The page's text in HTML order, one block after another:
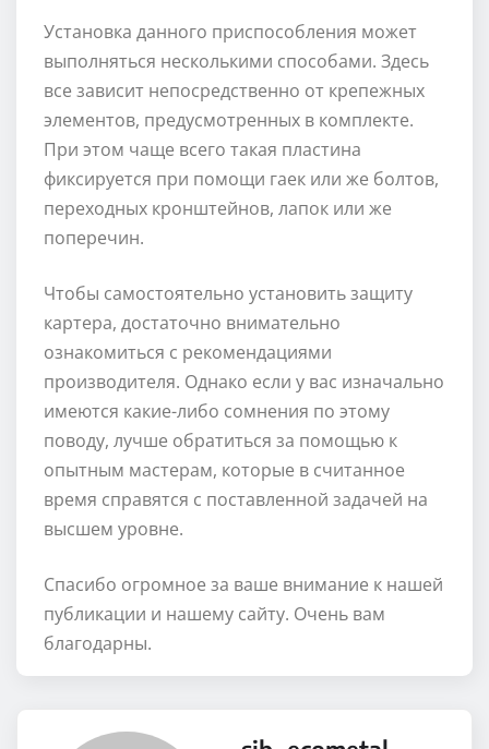
Установка данного приспособления может
выполняться несколькими способами. Здесь
все зависит непосредственно от крепежных
элементов, предусмотренных в комплекте.
При этом чаще всего такая пластина
фиксируется при помощи гаек или же болтов,
переходных кронштейнов, лапок или же
поперечин.
Чтобы самостоятельно установить защиту
картера, достаточно внимательно
ознакомиться с рекомендациями
производителя. Однако если у вас изначально
имеются какие-либо сомнения по этому
поводу, лучше обратиться за помощью к
опытным мастерам, которые в считанное
время справятся с поставленной задачей на
высшем уровне.
Спасибо огромное за ваше внимание к нашей
публикации и нашему сайту. Очень вам
благодарны.